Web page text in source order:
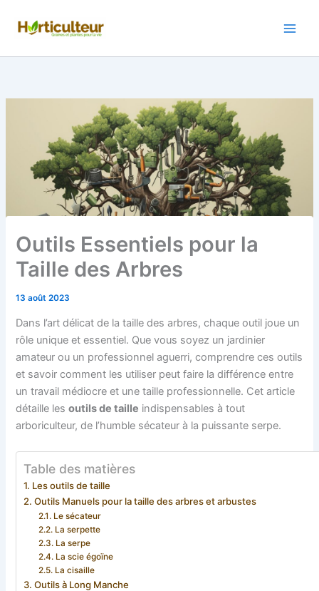
Outils Essentiels pour la
Taille des Arbres
13 août 2023
Dans l’art délicat de la taille des arbres, chaque outil joue un
rôle unique et essentiel. Que vous soyez un jardinier
amateur ou un professionnel aguerri, comprendre ces outils
et savoir comment les utiliser peut faire la différence entre
un travail médiocre et une taille professionnelle. Cet article
détaille lesoutils de taille indispensables à tout
arboriculteur, de l’humble sécateur à la puissante serpe.
Table des matières
Les outils de taille
Outils Manuels pour la taille des arbres et arbustes
Le sécateur
La serpette
La serpe
La scie égoïne
La cisaille
Outils à Long Manche